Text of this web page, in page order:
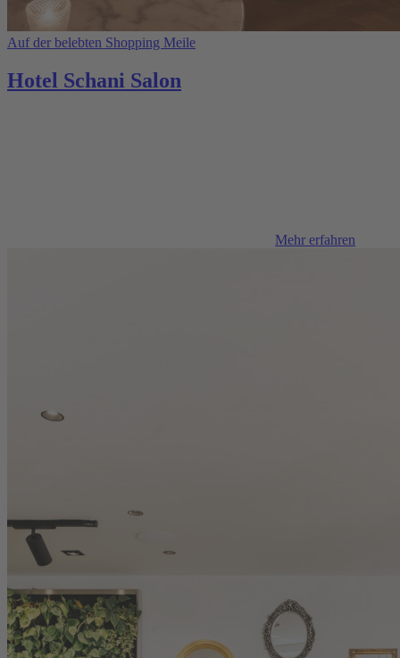
Auf der belebten Shopping Meile
Hotel Schani Salon
Mehr erfahren